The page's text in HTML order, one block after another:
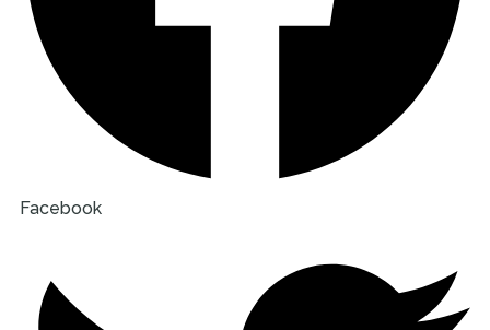
Facebook